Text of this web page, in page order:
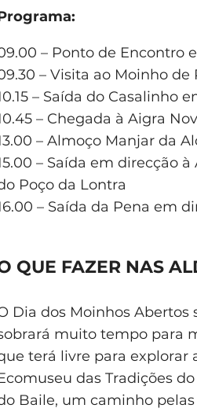
– Ponto de Encontro
– Visita ao Moinho de
– Saída do Casalinho
– Chegada à Aigra
– Almoço Manjar da
– Saída em direcção
Poço da Lontra
– Saída da Pena em
QUE FAZER NAS
Dia dos Moinhos
muito tempo para
terá livre para explorar
das Tradições
Baile, um caminho